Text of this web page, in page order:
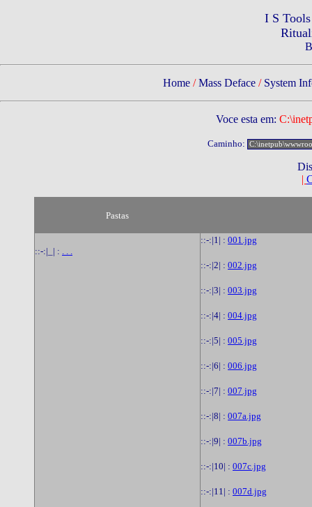
I S
Home / Mass Deface / System
Voce esta em:
Caminho:
|
Pastas
::-:|_| : . . .
::-:|1| : 001.jpg
::-:|2| : 002.jpg
::-:|3| : 003.jpg
::-:|4| : 004.jpg
::-:|5| : 005.jpg
::-:|6| : 006.jpg
::-:|7| : 007.jpg
::-:|8| : 007a.jpg
::-:|9| : 007b.jpg
::-:|10| : 007c.jpg
::-:|11| : 007d.jpg